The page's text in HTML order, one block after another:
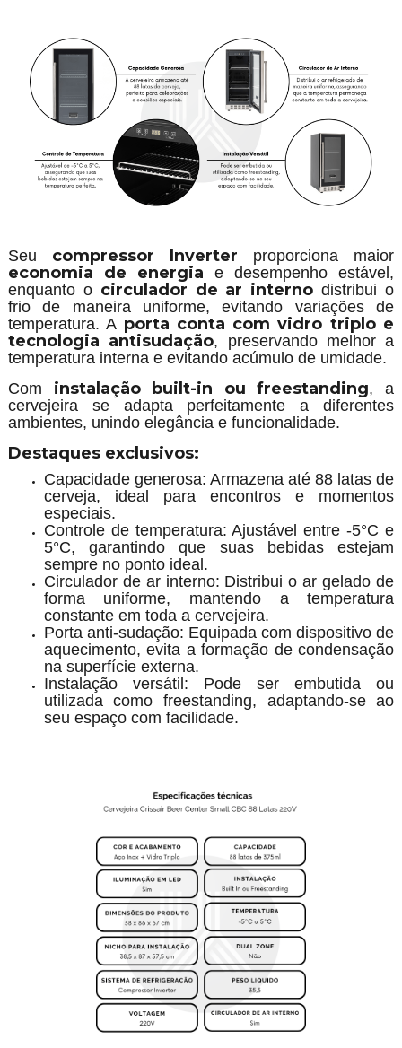
Seu compressor Inverter proporciona maior
economia de energia e desempenho estável,
enquanto o circulador de ar interno distribui o
frio de maneira uniforme, evitando variações de
temperatura. A porta conta com vidro triplo e
tecnologia antisudação, preservando melhor a
temperatura interna e evitando acúmulo de umidade.
Com instalação built-in ou freestanding, a
cervejeira se adapta perfeitamente a diferentes
ambientes, unindo elegância e funcionalidade.
Destaques exclusivos:
Capacidade generosa: Armazena até 88 latas de
cerveja, ideal para encontros e momentos
especiais.
Controle de temperatura: Ajustável entre -5°C e
5°C, garantindo que suas bebidas estejam
sempre no ponto ideal.
Circulador de ar interno: Distribui o ar gelado de
forma uniforme, mantendo a temperatura
constante em toda a cervejeira.
Porta anti-sudação: Equipada com dispositivo de
aquecimento, evita a formação de condensação
na superfície externa.
Instalação versátil: Pode ser embutida ou
utilizada como freestanding, adaptando-se ao
seu espaço com facilidade.